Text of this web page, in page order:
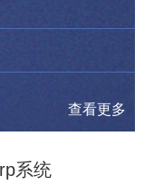
查看更多
系统